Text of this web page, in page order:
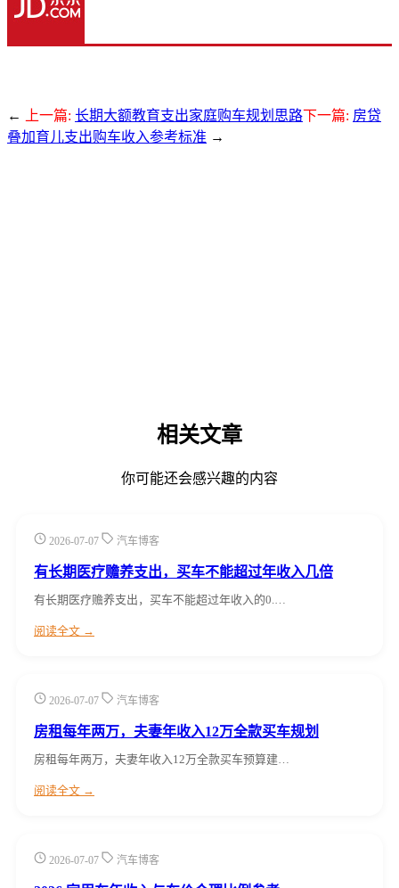
← 上一篇: 长期大额教育支出家庭购车规划思路下一篇: 房贷
叠加育儿支出购车收入参考标准 →
相关文章
你可能还会感兴趣的内容
2026-07-07 汽车博客
有长期医疗赡养支出，买车不能超过年收入几倍
有长期医疗赡养支出，买车不能超过年收入的0.…
阅读全文 →
2026-07-07 汽车博客
房租每年两万，夫妻年收入12万全款买车规划
房租每年两万，夫妻年收入12万全款买车预算建…
阅读全文 →
2026-07-07 汽车博客